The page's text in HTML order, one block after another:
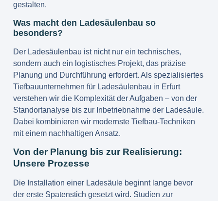
gestalten.
Was macht den Ladesäulenbau so
besonders?
Der Ladesäulenbau ist nicht nur ein technisches,
sondern auch ein logistisches Projekt, das präzise
Planung und Durchführung erfordert. Als spezialisiertes
Tiefbauunternehmen für Ladesäulenbau in Erfurt
verstehen wir die Komplexität der Aufgaben – von der
Standortanalyse bis zur Inbetriebnahme der Ladesäule.
Dabei kombinieren wir modernste Tiefbau-Techniken
mit einem nachhaltigen Ansatz.
Von der Planung bis zur Realisierung:
Unsere Prozesse
Die Installation einer Ladesäule beginnt lange bevor
der erste Spatenstich gesetzt wird. Studien zur